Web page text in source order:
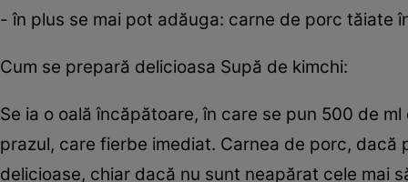
- în plus se mai pot adăuga: carne de porc tăiate
Cum se prepară delicioasa Supă de kimchi:
Se ia o oală încăpătoare, în care se pun 500 de
prazul, care fierbe imediat. Carnea de porc,
delicioase, chiar dacă nu sunt neapărat cele mai